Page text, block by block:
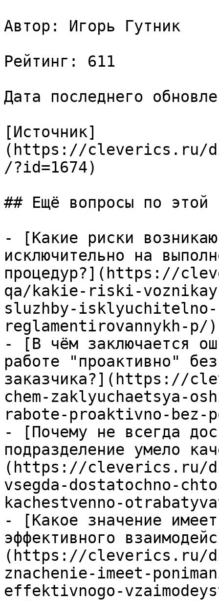
Автор: Игорь Гутник
Рейтинг: 611
Дата последнего
[Источник]
(https://cleverics.ru/
/?id=1674)
## Ещё вопросы по этой
- [Какие риски
исключительно на
процедур?](https://
qa/kakie-riski-
sluzhby-isklyuchitelno-
reglamentirovannykh-p/)
- [В чём заключается
работе "проактивно"
заказчика?](https://
chem-zaklyuchaetsya-
rabote-proaktivno-bez-
- [Почему не всегда
подразделение умело
(https://cleverics.ru/
vsegda-dostatochno-
kachestvenno-
- [Какое значение
эффективного
(https://cleverics.ru/
znachenie-imeet-
effektivnogo-